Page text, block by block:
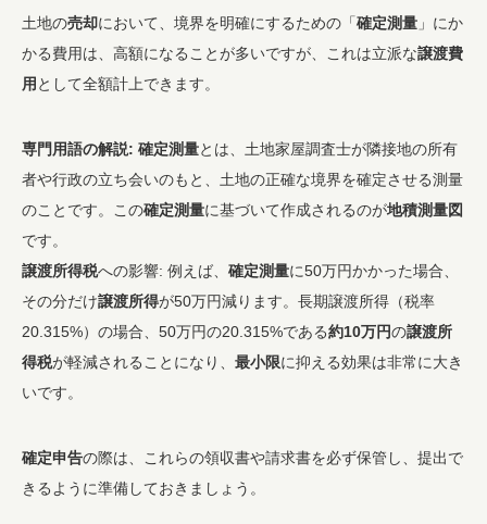
土地の売却において、境界を明確にするための「確定測量 」にか
かる費用は、高額になることが多いですが、これは立派な譲渡費
用 として全額計上できます。
専門用語の解説: 確定測量とは、土地家屋調査士が隣接地の所有
者や行政の立ち会いのもと、土地の正確な境界を確定させる測量
のことです。この確定測量に基づいて作成されるのが地積測量図
です。
譲渡所得税への影響: 例えば、 確定測量に50万円かかった場合、
その分だけ譲渡所得が50万円減ります。長期譲渡所得（税率
20.315%）の場合、50万円の20.315%である約10万円の譲渡所
得税が軽減されることになり、 最小限に抑える効果は非常に大き
いです。
確定申告の際は、これらの領収書や請求書を必ず保管し、提出で
きるように準備しておきましょう。